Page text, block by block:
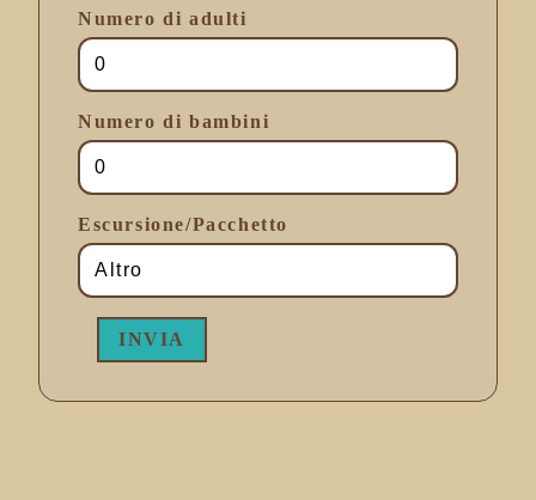
Numero di adulti
Numero di bambini
Escursione/Pacchetto
INVIA